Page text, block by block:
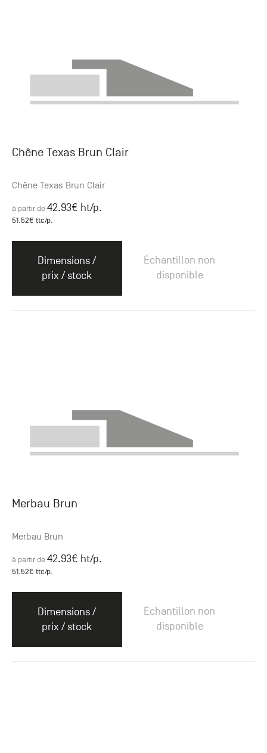
Chêne Texas Brun Clair
Chêne Texas Brun Clair
à partir de 42.93€ ht/p.
51.52€ ttc/p.
Dimensions /
prix / stock
Échantillon non
disponible
Merbau Brun
Merbau Brun
à partir de 42.93€ ht/p.
51.52€ ttc/p.
Dimensions /
prix / stock
Échantillon non
disponible